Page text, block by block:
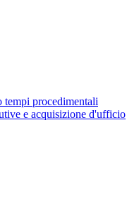
tempi procedimentali
e acquisizione d'ufficio